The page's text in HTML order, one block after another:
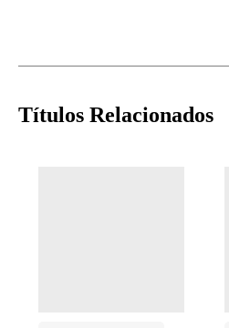
Títulos Relacionados